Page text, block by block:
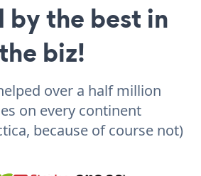
by the best in
biz!
over a half million
on every continent
because of course not)